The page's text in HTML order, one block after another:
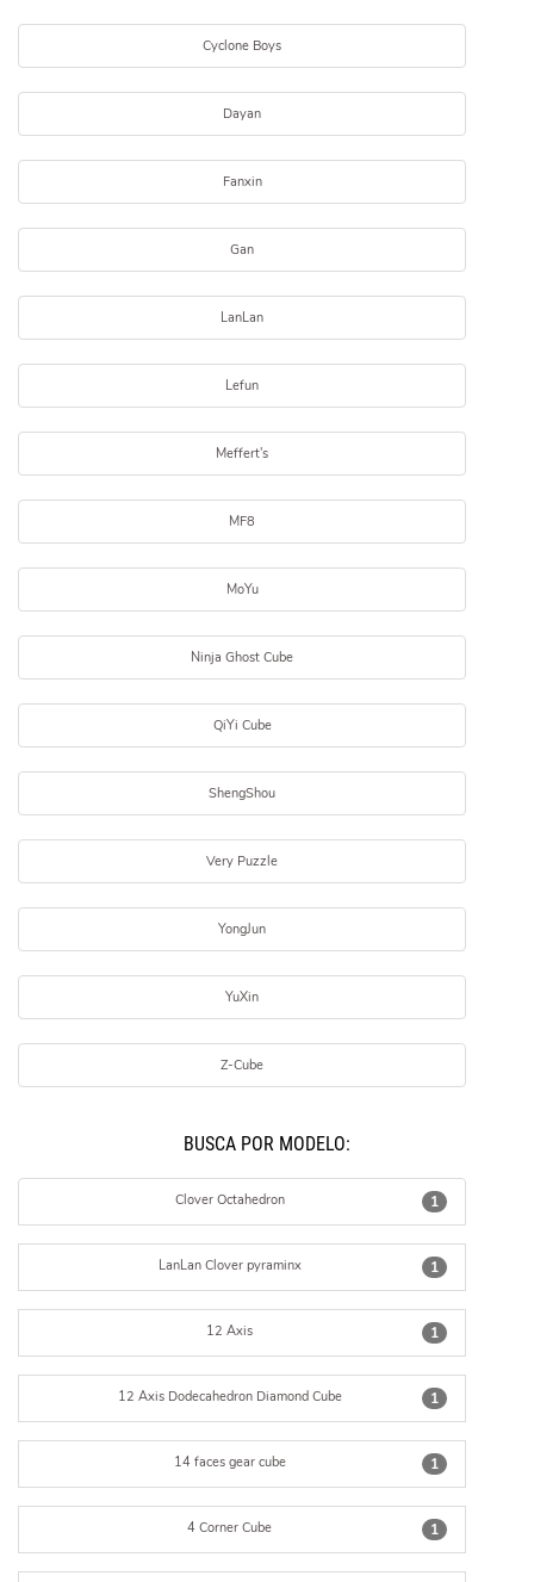
Cyclone Boys
Dayan
Fanxin
Gan
LanLan
Lefun
Meffert's
MF8
MoYu
Ninja Ghost Cube
QiYi Cube
ShengShou
Very Puzzle
YongJun
YuXin
Z-Cube
BUSCÁ POR MODELO:
1
Clover Octahedron
1
LanLan Clover pyraminx
1
12 Axis
1
12 Axis Dodecahedron Diamond Cube
1
14 faces gear cube
1
4 Corner Cube